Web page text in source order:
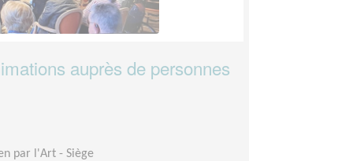
auprès de personnes
par l'Art - Siège